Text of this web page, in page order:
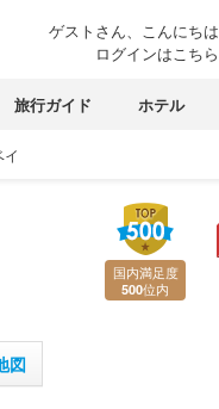
ゲストさん、こんにちは
ログインはこちら
旅行ガイド ホテル
国内満足度
500位内
図